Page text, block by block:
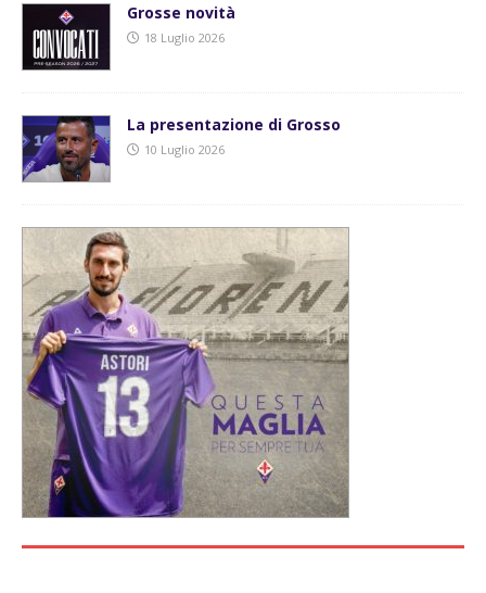
Grosse novità
18 Luglio 2026
La presentazione di Grosso
10 Luglio 2026